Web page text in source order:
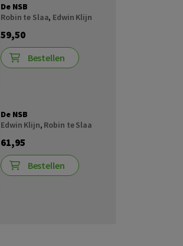
De NSB
Robin te Slaa, Edwin Klijn
59,50
Bestellen
De NSB
Edwin Klijn, Robin te Slaa
61,95
Bestellen